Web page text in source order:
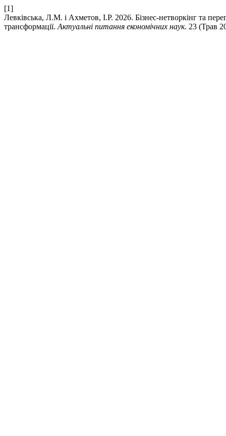
[1]
Левківська, Л.М. і Ахметов, І.Р. 2026. Бізнес-нетворкінг та
трансформації. Актуальні питання економічних наук. 23 (Трав